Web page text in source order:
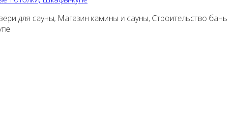
для сауны, Магазин камины и сауны, Строительство бань